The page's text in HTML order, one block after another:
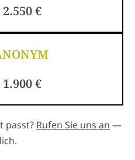
€
€
passt? Rufen Sie uns an —